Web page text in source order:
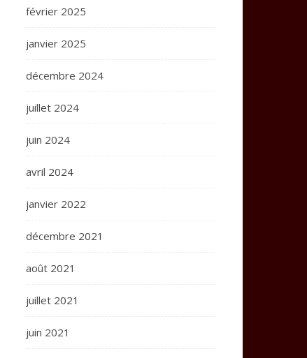
février 2025
janvier 2025
décembre 2024
juillet 2024
juin 2024
avril 2024
janvier 2022
décembre 2021
août 2021
juillet 2021
juin 2021